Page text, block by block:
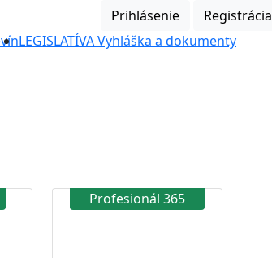
Prihlásenie
Registrácia
LEGISLATÍVAVyhláška a dokumenty
Profesionál 365